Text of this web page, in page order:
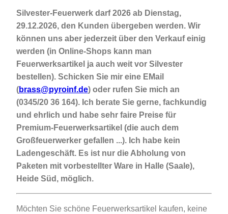
Silvester-Feuerwerk darf 2026 ab Dienstag,
29.12.2026, den Kunden übergeben werden. Wir
können uns aber jederzeit über den Verkauf einig
werden (in Online-Shops kann man
Feuerwerksartikel ja auch weit vor Silvester
bestellen). Schicken Sie mir eine EMail
(brass@pyroinf.de) oder rufen Sie mich an
(0345/20 36 164). Ich berate Sie gerne, fachkundig
und ehrlich und habe sehr faire Preise für
Premium-Feuerwerksartikel (die auch dem
Großfeuerwerker gefallen ...). Ich habe kein
Ladengeschäft. Es ist nur die Abholung von
Paketen mit vorbestellter Ware in Halle (Saale),
Heide Süd, möglich.
Möchten Sie schöne Feuerwerksartikel kaufen, keine